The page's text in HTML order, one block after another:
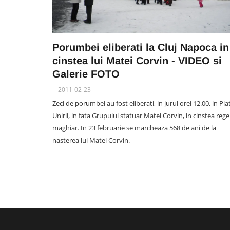
Porumbei eliberati la Cluj Napoca in
cinstea lui Matei Corvin - VIDEO si
Galerie FOTO
2011-02-23
Zeci de porumbei au fost eliberati, in jurul orei 12.00, in
Unirii, in fata Grupului statuar Matei Corvin, in cinstea
maghiar. In 23 februarie se marcheaza 568 de ani de la
nasterea lui Matei Corvin.